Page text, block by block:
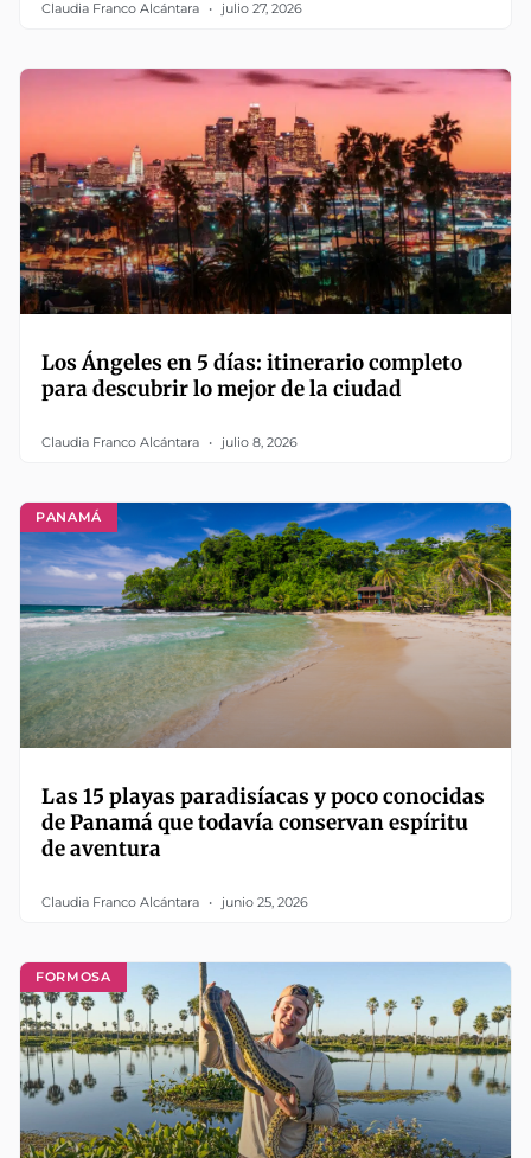
Claudia Franco Alcántara julio 27, 2026
Los Ángeles en 5 días: itinerario completo
para descubrir lo mejor de la ciudad
Claudia Franco Alcántara julio 8, 2026
PANAMÁ
Las 15 playas paradisíacas y poco conocidas
de Panamá que todavía conservan espíritu
de aventura
Claudia Franco Alcántara junio 25, 2026
FORMOSA